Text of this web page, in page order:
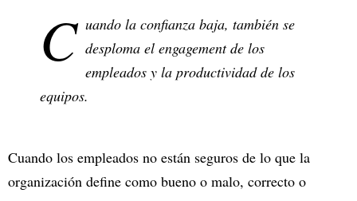
C uando la confianza baja, también se
desploma el engagement de los
empleados y la productividad de los
equipos.
Cuando los empleados no están seguros de lo que la
organización define como bueno o malo, correcto o